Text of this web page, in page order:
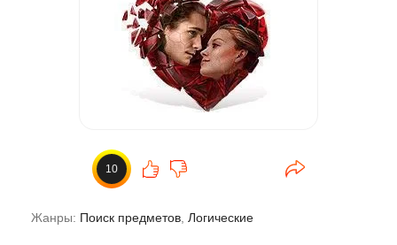
Жанры: Поиск предметов Логические
10